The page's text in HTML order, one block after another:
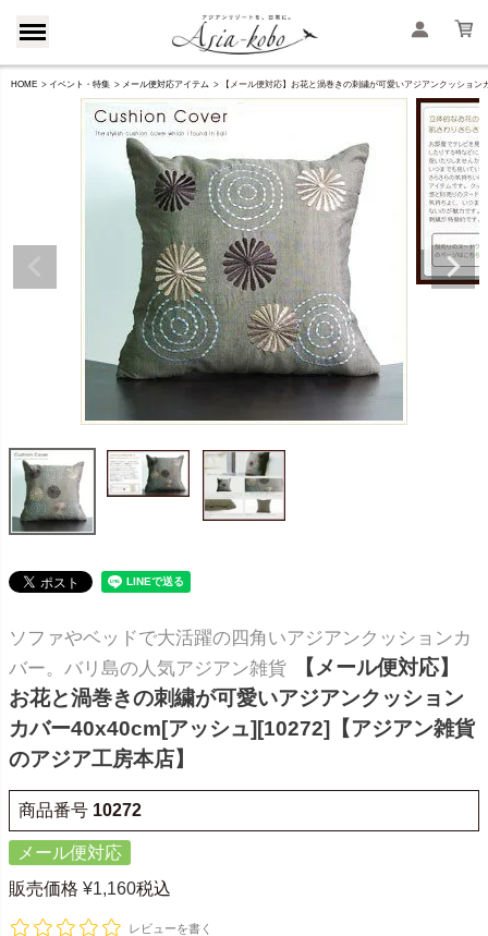
HOME イベント・特集 メール便対応アイテム 【メール便対応】お花と渦巻きの刺繍が可愛いアジアンクッショ
ソファやベッドで大活躍の四角いアジアンクッションカ
バー。バリ島の人気アジアン雑貨
【メール便対応】
お花と渦巻きの刺繍が可愛いアジアンクッション
カバー40x40cm[アッシュ][10272]【アジアン雑貨
のアジア工房本店】
商品番号 10272
メール便対応
販売価格 ¥1,160税込
レビューを書く